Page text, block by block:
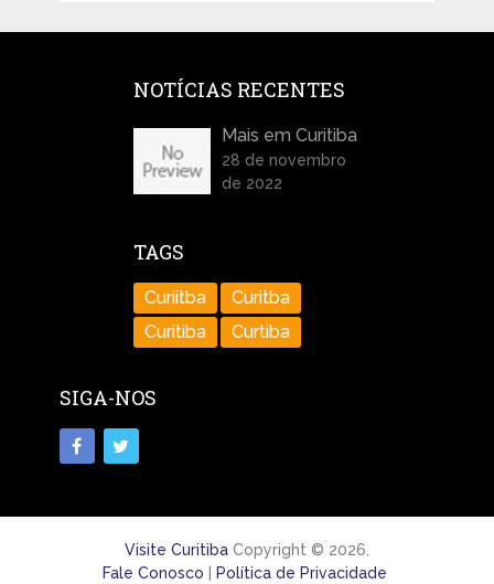
NOTÍCIAS RECENTES
Mais em Curitiba
28 de novembro
de 2022
TAGS
Curiitba
Curitba
Curitiba
Curtiba
SIGA-NOS
Visite CuritibaCopyright © 2026.
Fale Conosco
Política de Privacidade